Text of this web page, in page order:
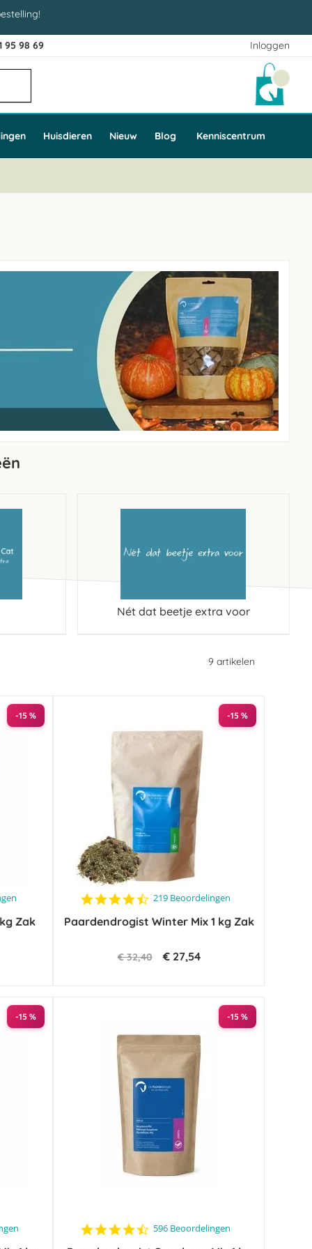
Inloggen
95 98 69
Huisdieren Nieuw Blog Kenniscentrum
Nét dat beetje extra voor
9 artikelen
-15 %
Zak
-15 %
4.5
rating
219 Beoordelingen
Paardendrogist Winter Mix 1 kg Zak
€ 32,40 € 27,54
-15 % -15 %
4.6
596 Beoordelingen